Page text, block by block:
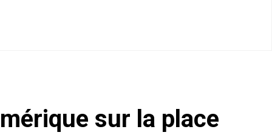
sur la place